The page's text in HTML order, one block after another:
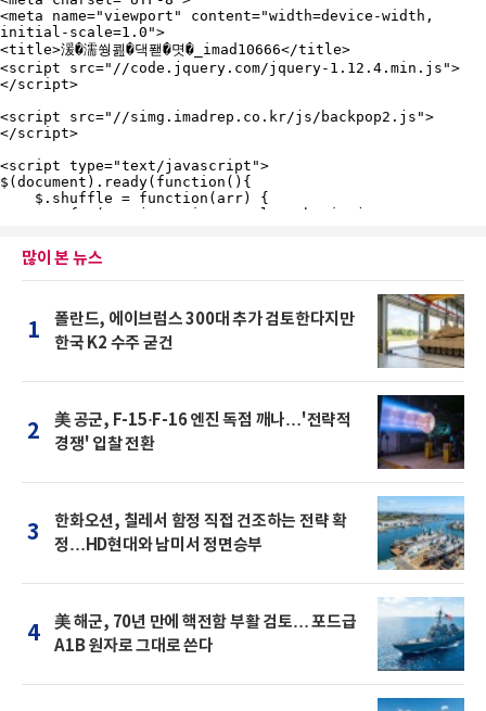
많이 본 뉴스
1
폴란드, 에이브럼스 300대 추가 검토한다지만
한국 K2 수주 굳건
2
美 공군, F-15·F-16 엔진 독점 깨나…'전략적
경쟁' 입찰 전환
3
한화오션, 칠레서 함정 직접 건조하는 전략 확
정…HD현대와 남미서 정면승부
4
美 해군, 70년 만에 핵전함 부활 검토… 포드급
A1B 원자로 그대로 쓴다